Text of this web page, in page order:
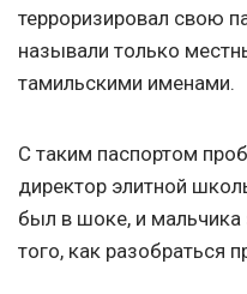
терроризировал свою
называли только
тамильскими именами.
С таким паспортом
директор элитной
был в шоке, и мальчика
того, как разобраться